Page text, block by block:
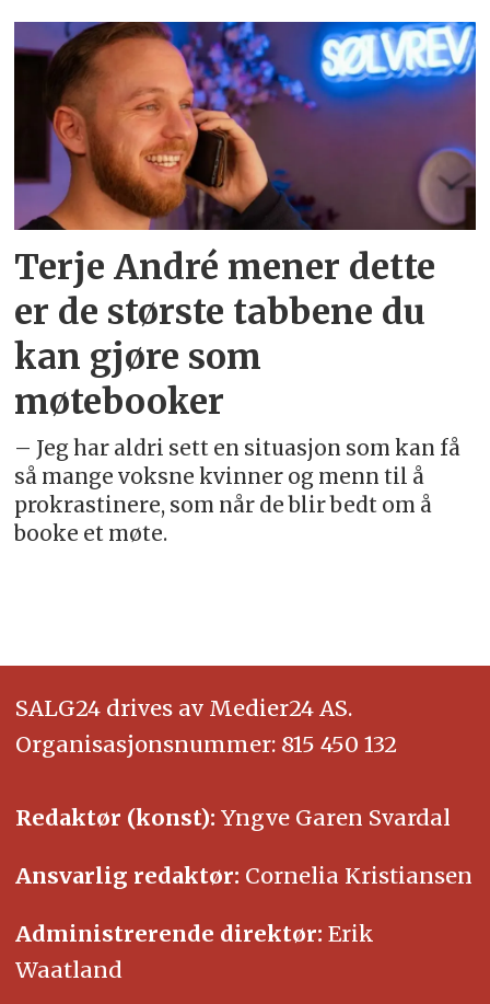
Emne:
terje
andré
helgheim
Terje André mener dette
er de største tabbene du
kan gjøre som
møtebooker
– Jeg har aldri sett en situasjon som kan få
så mange voksne kvinner og menn til å
prokrastinere, som når de blir bedt om å
booke et møte.
SALG24 drives av Medier24 AS.
Organisasjonsnummer: 815 450 132
Redaktør (konst): Yngve Garen Svardal
Ansvarlig redaktør: Cornelia Kristiansen
Administrerende direktør: Erik
Waatland